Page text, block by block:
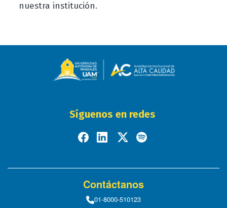
nuestra institución.
Síguenos en redes
Contáctanos
01-8000-510123